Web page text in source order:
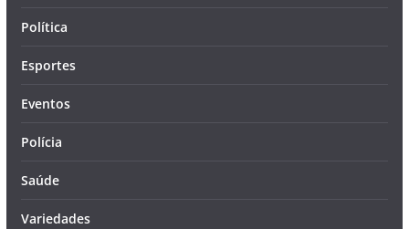
Política
Esportes
Eventos
Polícia
Saúde
Variedades